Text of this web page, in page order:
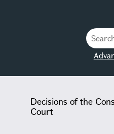
Decisions of the
Court